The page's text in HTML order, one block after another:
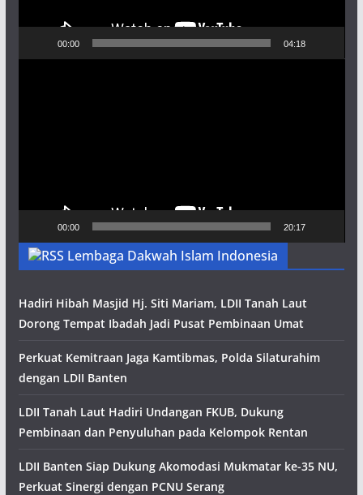
00:00 04:18
00:00 20:17
Lembaga Dakwah Islam Indonesia
Hadiri Hibah Masjid Hj. Siti Mariam, LDII Tanah Laut
Dorong Tempat Ibadah Jadi Pusat Pembinaan Umat
Perkuat Kemitraan Jaga Kamtibmas, Polda Silaturahim
dengan LDII Banten
LDII Tanah Laut Hadiri Undangan FKUB, Dukung
Pembinaan dan Penyuluhan pada Kelompok Rentan
LDII Banten Siap Dukung Akomodasi Mukmatar ke-35 NU,
Perkuat Sinergi dengan PCNU Serang